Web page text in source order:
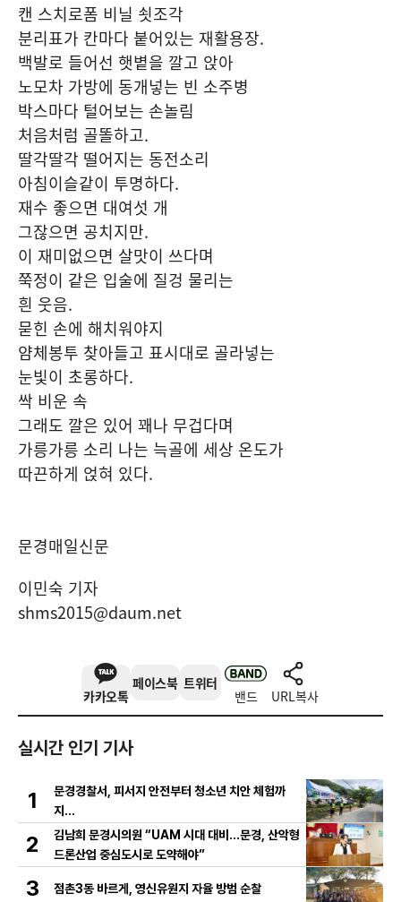
캔 스치로폼 비닐 쇳조각
분리표가 칸마다 붙어있는 재활용장.
백발로 들어선 햇볕을 깔고 앉아
노모차 가방에 동개넣는 빈 소주병
박스마다 털어보는 손놀림
처음처럼 골똘하고.
딸각딸각 떨어지는 동전소리
아침이슬같이 투명하다.
재수 좋으면 대여섯 개
그잖으면 공치지만.
이 재미없으면 살맛이 쓰다며
쭉정이 같은 입술에 질겅 물리는
흰 웃음.
묻힌 손에 해치워야지
얌체봉투 찾아들고 표시대로 골라넣는
눈빛이 초롱하다.
싹 비운 속
그래도 깔은 있어 꽤나 무겁다며
가릉가릉 소리 나는 늑골에 세상 온도가
따끈하게 얹혀 있다.
문경매일신문
이민숙 기자
shms2015@daum.net
카카오톡
페이스북 트위터
밴드 URL복사
실시간 인기 기사
1
문경경찰서, 피서지 안전부터 청소년 치안 체험까
지…
2
김남희 문경시의원 “UAM 시대 대비…문경, 산악형
드론산업 중심도시로 도약해야”
3 점촌3동 바르게, 영신유원지 자율 방범 순찰